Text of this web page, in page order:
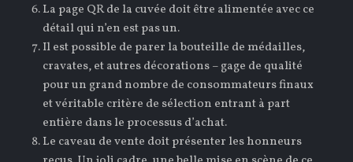
La page QR de la cuvée doit être alimentée avec ce
détail qui n’en est pas un.
Il est possible de parer la bouteille de médailles,
cravates, et autres décorations – gage de qualité
pour un grand nombre de consommateurs finaux
et véritable critère de sélection entrant à part
entière dans le processus d’achat.
Le caveau de vente doit présenter les honneurs